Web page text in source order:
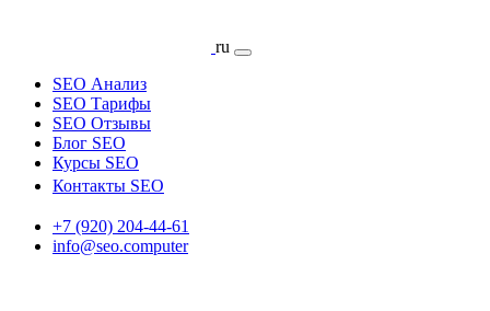
ru
SEO Анализ
SEO Тарифы
SEO Отзывы
Блог SEO
Курсы SEO
Контакты SEO
+7 (920) 204-44-61
info@seo.computer